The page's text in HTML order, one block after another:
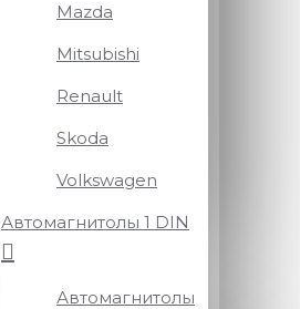
Mazda
Mitsubishi
Renault
Skoda
Volkswagen
Автомагнитолы 1 DIN
Автомагнитолы